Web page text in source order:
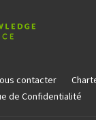
contacter
de Confidentialité